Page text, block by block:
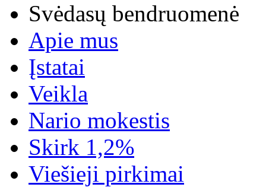
Svėdasų bendruomenė
Apie mus
Įstatai
Veikla
Nario mokestis
Skirk 1,2%
Viešieji pirkimai